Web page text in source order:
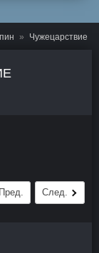
Чужецарствие
Пред. След.